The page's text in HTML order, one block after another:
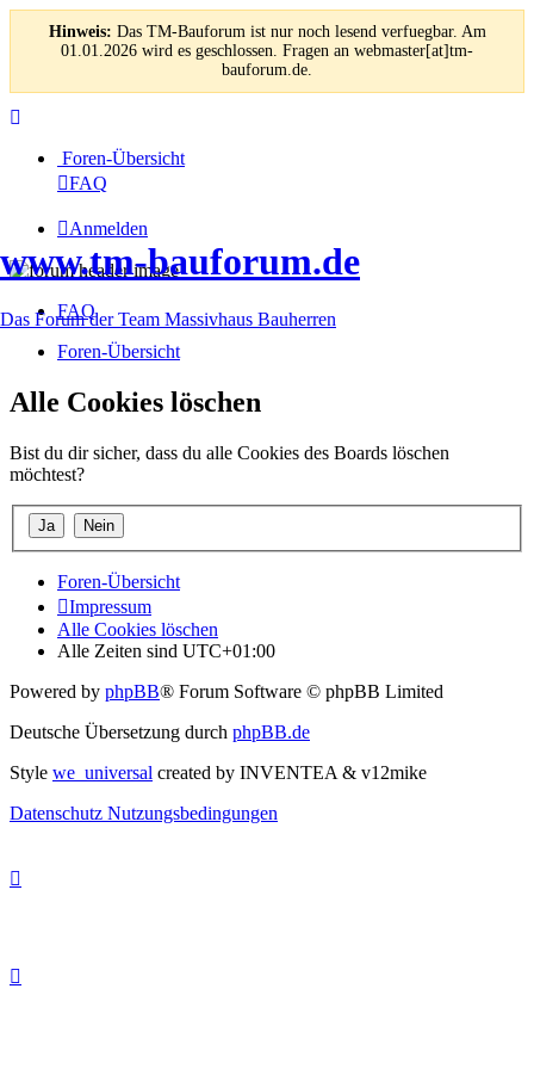
Hinweis: Das TM-Bauforum ist nur noch lesend verfuegbar. Am
01.01.2026 wird es geschlossen. Fragen an webmaster[at]tm-
bauforum.de.
Foren-Übersicht
FAQ
Anmelden
www.tm-bauforum.de
Das Forum der Team Massivhaus Bauherren
FAQ
Foren-Übersicht
Alle Cookies löschen
Bist du dir sicher, dass du alle Cookies des Boards löschen
möchtest?
Foren-Übersicht
Impressum
Alle Cookies löschen
Alle Zeiten sind UTC+01:00
Powered by phpBB® Forum Software © phpBB Limited
Deutsche Übersetzung durch phpBB.de
Style we_universal created by INVENTEA & v12mike
Datenschutz Nutzungsbedingungen